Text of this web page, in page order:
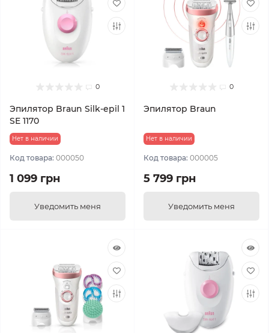
0
Эпилятор Braun Silk-epil 1
SE 1170
Нет в наличии
Код товара: 000050
1 099 грн
Уведомить меня
0
Эпилятор Braun
Нет в наличии
Код товара: 000005
5 799 грн
Уведомить меня